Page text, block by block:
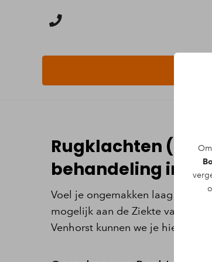
Rugklachten
behandeling in
Voel je ongemakken laag in de
mogelijk aan de Ziekte van
Venhorst kunnen we je hieraan